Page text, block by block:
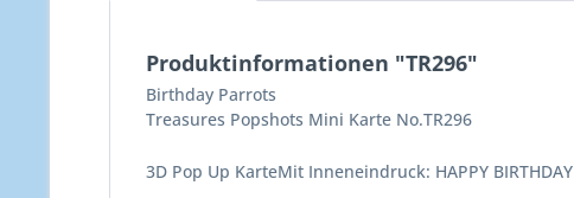
Produktinformationen "TR296"
Birthday Parrots
Treasures Popshots Mini Karte No.TR296
3D Pop Up KarteMit Inneneindruck: HAPPY BIRTHDAY